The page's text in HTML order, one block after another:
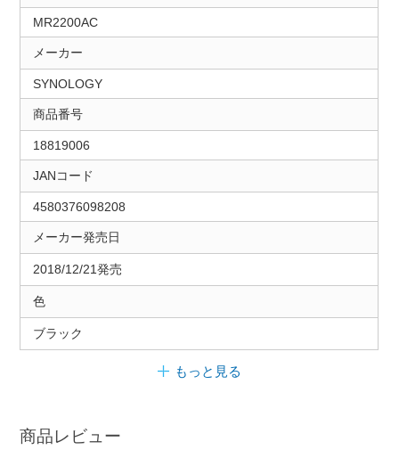
MR2200AC
メーカー
SYNOLOGY
商品番号
18819006
JANコード
4580376098208
メーカー発売日
2018/12/21発売
色
ブラック
もっと見る
商品レビュー